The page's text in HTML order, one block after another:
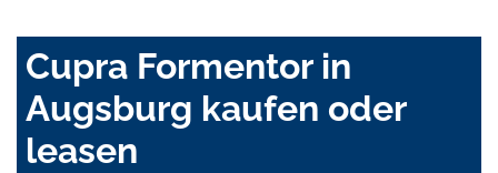
Cupra Formentor in
Augsburg kaufen oder
leasen